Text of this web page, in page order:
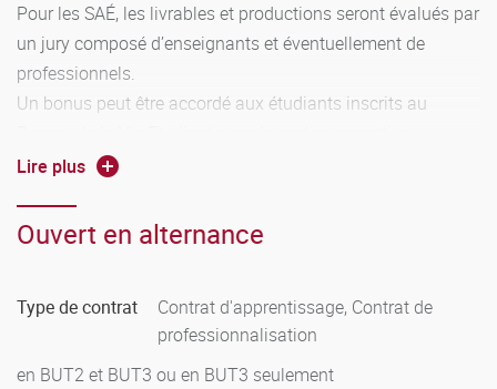
Pour les SAÉ, les livrables et productions seront évalués par
un jury composé d’enseignants et éventuellement de
professionnels.
Un bonus peut être accordé aux étudiants inscrits au
culturelle ou associative, etc. suivant certaines modalités.
générale de chaque unité d'enseignement.
Lire plus
Ouvert en alternance
Type de contrat
Contrat d'apprentissage, Contrat de
professionnalisation
en BUT2 et BUT3 ou en BUT3 seulement